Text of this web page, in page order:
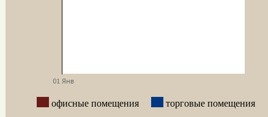
офисные помещения
торговые помещения